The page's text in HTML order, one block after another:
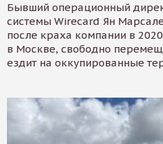
Бывший операционный
системы Wirecard Ян
после краха компании в
в Москве, свободно
ездит на оккупированные